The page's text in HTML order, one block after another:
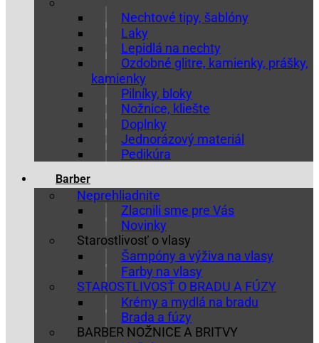
Nechtové tipy, šablóny
Laky
Lepidlá na nechty
Ozdobné glitre, kamienky, prášky,
kamienky
Pilníky, bloky
Nožnice, kliešte
Doplnky
Jednorázový materiál
Pedikúra
Barber
Neprehliadnite
Zlacnili sme pre Vás
Novinky
Starostlivosť o vlasy
Šampóny a výživa na vlasy
Farby na vlasy
STAROSTLIVOSŤ O BRADU A FÚZY
Krémy a mydlá na bradu
Brada a fúzy
BARBER NOŽNICE A BRITVY